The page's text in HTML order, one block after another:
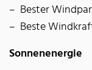
Bester
Beste
Sonnenenergie